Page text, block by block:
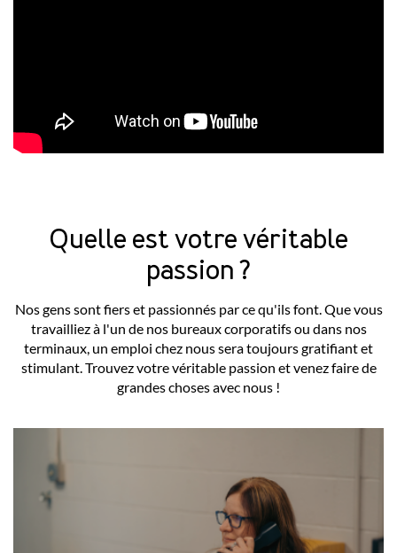
Quelle est votre véritable
passion ?
Nos gens sont fiers et passionnés par ce qu'ils font. Que vous
travailliez à l'un de nos bureaux corporatifs ou dans nos
terminaux, un emploi chez nous sera toujours gratifiant et
stimulant. Trouvez votre véritable passion et venez faire de
grandes choses avec nous !